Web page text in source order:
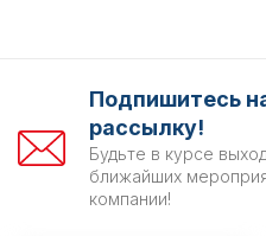
Подпишитесь
рассылку!
Будьте в курсе
ближайших
компании!